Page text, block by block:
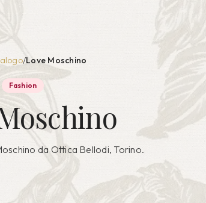
/Love Moschino
Fashion
da Ottica Bellodi, Torino.